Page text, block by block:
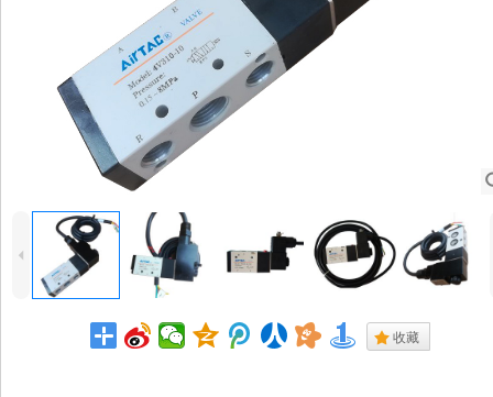
4
. 收藏